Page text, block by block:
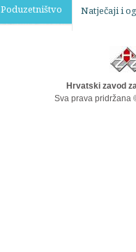
Poduzetništvo Natječaji i
Hrvatski zavod
Sva prava pridržana